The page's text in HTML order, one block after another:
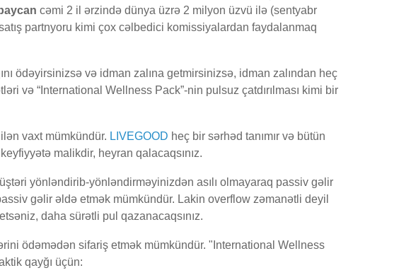
cəmi 2 il ərzində dünya üzrə 2 milyon üzvü ilə (sentyabr
partnyoru kimi çox cəlbedici komissiyalardan faydalanmaq
ödəyirsinizsə və idman zalına getmirsinizsə, idman zalından heç
və “International Wellness Pack”-nin pulsuz çatdırılması kimi bir
vaxt mümkündür. LIVEGOOD heç bir sərhəd tanımır və bütün
malikdir, heyran qalacaqsınız.
yönləndirib-yönləndirməyinizdən asılı olmayaraq passiv gəlir
gəlir əldə etmək mümkündür. Lakin overflow zəmanətli deyil
daha sürətli pul qazanacaqsınız.
ödəmədən sifariş etmək mümkündür. "International Wellness
qayğı üçün: